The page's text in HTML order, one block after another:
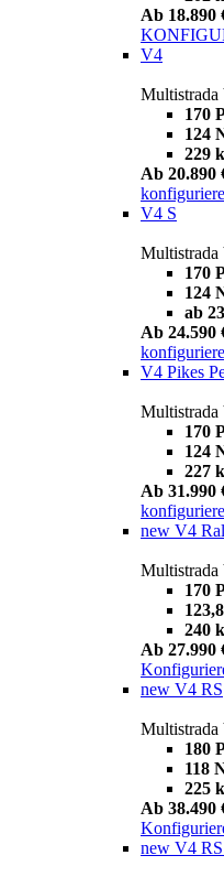
Ab 18.890
V4
Multistrada
170
124
229
Ab 20.890
V4 S
Multistrada
170
124
ab
Ab 24.590
V4 Pikes
Multistrada
170
124
227
Ab 31.990
new V4
170
240
Ab 27.990
new V4 RS
Multistrada
180
118
225
Ab 38.490
new V4